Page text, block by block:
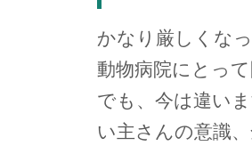
かなり厳しくな
動物病院にとっ
でも、今は違い
い主さんの意識